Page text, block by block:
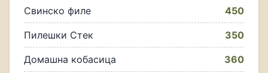
Свинско филе 450
Пилешки Стек 350
Домашна кобасица 360